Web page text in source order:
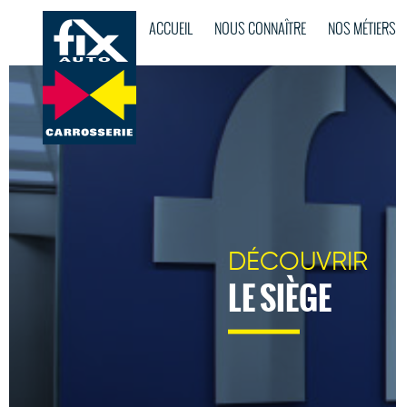
ACCUEIL NOUS CONNAÎTRE NOS MÉTIERS
DÉCOUVRIR
LE SIÈGE